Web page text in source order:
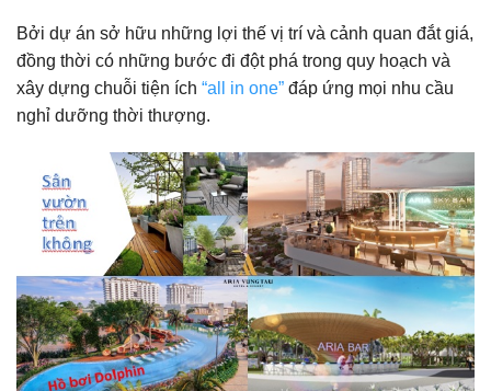
Bởi dự án sở hữu những lợi thế vị trí và cảnh quan đắt giá,
đồng thời có những bước đi đột phá trong quy hoạch và
xây dựng chuỗi tiện ích “all in one” đáp ứng mọi nhu cầu
nghỉ dưỡng thời thượng.